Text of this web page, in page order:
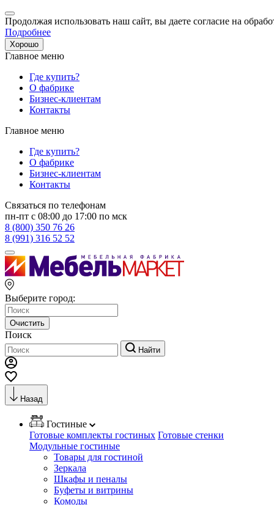
Продолжая использовать наш сайт, вы даете согласие на
Подробнее
Хорошо
Главное меню
Где купить?
О фабрике
Бизнес-клиентам
Контакты
Главное меню
Где купить?
О фабрике
Бизнес-клиентам
Контакты
Связаться по телефонам
пн-пт с 08:00 до 17:00 по мск
8 (800) 350 76 26
8 (991) 316 52 52
Выберите город:
Очистить
Поиск
Найти
Назад
Гостиные
Готовые комплекты гостиных Готовые стенки
Модульные гостиные
Товары для гостиной
Зеркала
Шкафы и пеналы
Буфеты и витрины
Комоды